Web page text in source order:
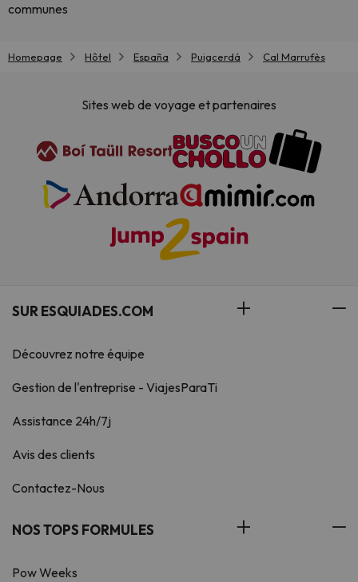
communes
Homepage Hôtel España Puigcerdá Cal Marrufès
Sites web de voyage et partenaires
SUR ESQUIADES.COM
Découvrez notre équipe
Gestion de l'entreprise - ViajesParaTi
Assistance 24h/7j
Avis des clients
Contactez-Nous
NOS TOPS FORMULES
Pow Weeks